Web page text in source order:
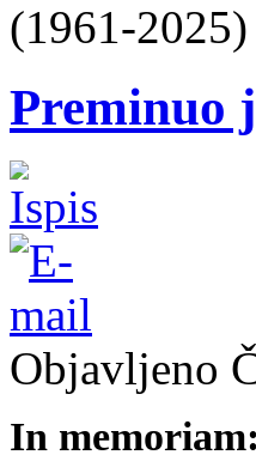
(1961-2025)
Preminuo
Objavljeno
In